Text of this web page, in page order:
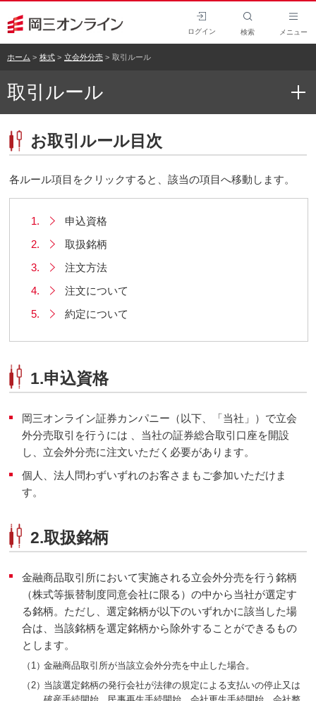
ログイン 検索 メニュー
ホーム 株式 立会外分売 取引ルール
取引ルール
お取引ルール目次
各ルール項目をクリックすると、該当の項目へ移動します。
1.
申込資格
2.
取扱銘柄
3.
注文方法
4.
注文について
5.
約定について
1.申込資格
岡三オンライン証券カンパニー（以下、「当社」）で立会
外分売取引を行うには 、当社の証券総合取引口座を開設
し、立会外分売に注文いただく必要があります。
個人、法人問わずいずれのお客さまもご参加いただけま
す。
2.取扱銘柄
金融商品取引所において実施される立会外分売を行う銘柄
（株式等振替制度同意会社に限る）の中から当社が選定す
る銘柄。ただし、選定銘柄が以下のいずれかに該当した場
合は、当該銘柄を選定銘柄から除外することができるもの
とします。
（1）金融商品取引所が当該立会外分売を中止した場合。
（2）当該選定銘柄の発行会社が法律の規定による支払いの停止又は